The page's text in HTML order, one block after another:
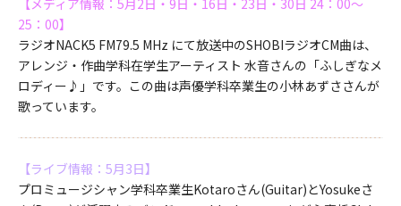
25：00】
ラジオNACK5 FM79.5 MHz にて放送中のSHOBIラジオCM曲は、
アレンジ・作曲学科在学生アーティスト 水音さんの「ふしぎなメ
ロディー♪」です。この曲は声優学科卒業生の小林あずささんが
歌っています。
【ライブ情報：5月3日】
プロミュージシャン学科卒業生Kotaroさん(Guitar)とYosukeさ